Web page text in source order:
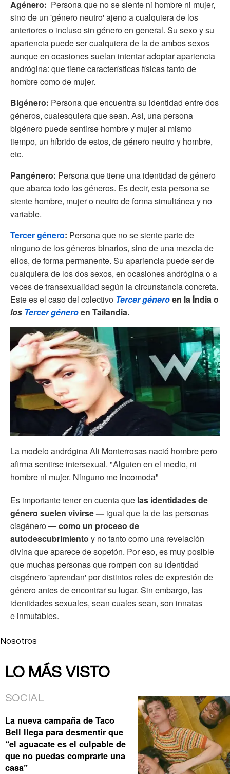
Agénero: Persona que no se siente ni hombre ni mujer,
sino de un 'género neutro' ajeno a cualquiera de los
anteriores o incluso sin género en general. Su sexo y su
apariencia puede ser cualquiera de la de ambos sexos
aunque en ocasiones suelan intentar adoptar apariencia
andrógina: que tiene características físicas tanto de
hombre como de mujer.
Bigénero: Persona que encuentra su identidad entre dos
géneros, cualesquiera que sean. Así, una persona
bigénero puede sentirse hombre y mujer al mismo
tiempo, un híbrido de estos, de género neutro y hombre,
etc.
Pangénero: Persona que tiene una identidad de género
que abarca todo los géneros. Es decir, esta persona se
siente hombre, mujer o neutro de forma simultánea y no
variable.
Tercer género: Persona que no se siente parte de
ninguno de los géneros binarios, sino de una mezcla de
ellos, de forma permanente. Su apariencia puede ser de
cualquiera de los dos sexos, en ocasiones andrógina o a
veces de transexualidad según la circunstancia concreta.
Este es el caso del colectivo Tercer géneroen la Índia o
los Tercer géneroen Tailandia.
La modelo andrógina Ali Monterrosas nació hombre pero
afirma sentirse intersexual. "Alguien en el medio, ni
hombre ni mujer. Ninguno me incomoda"
Es importante tener en cuenta que las identidades de
género suelen vivirse — igual que la de las personas
cisgénero— como un proceso de
autodescubrimiento y no tanto como una revelación
divina que aparece de sopetón. Por eso, es muy posible
que muchas personas que rompen con su identidad
cisgénero 'aprendan' por distintos roles de expresión de
género antes de encontrar su lugar. Sin embargo, las
identidades sexuales, sean cuales sean, son innatas
e inmutables.
Nosotros
LO MÁS VISTO
SOCIAL
La nueva campaña de Taco
Bell llega para desmentir que
“el aguacate es el culpable de
que no puedas comprarte una
casa”